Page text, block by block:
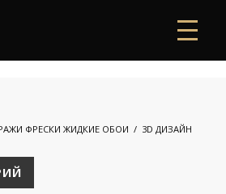
ФРЕСКИ ЖИДКИЕ ОБОИ 3D ДИЗАЙН